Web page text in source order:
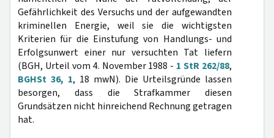
Gefährlichkeit des Versuchs und der aufgewandten
kriminellen Energie, weil sie die wichtigsten
Kriterien für die Einstufung von Handlungs- und
Erfolgsunwert einer nur versuchten Tat liefern
(BGH, Urteil vom 4. November 1988 - 1 StR 262/88,
BGHSt 36, 1, 18 mwN). Die Urteilsgründe lassen
besorgen, dass die Strafkammer diesen
Grundsätzen nicht hinreichend Rechnung getragen
hat.